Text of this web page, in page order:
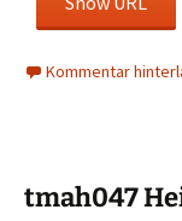
Kommentar
tmah047